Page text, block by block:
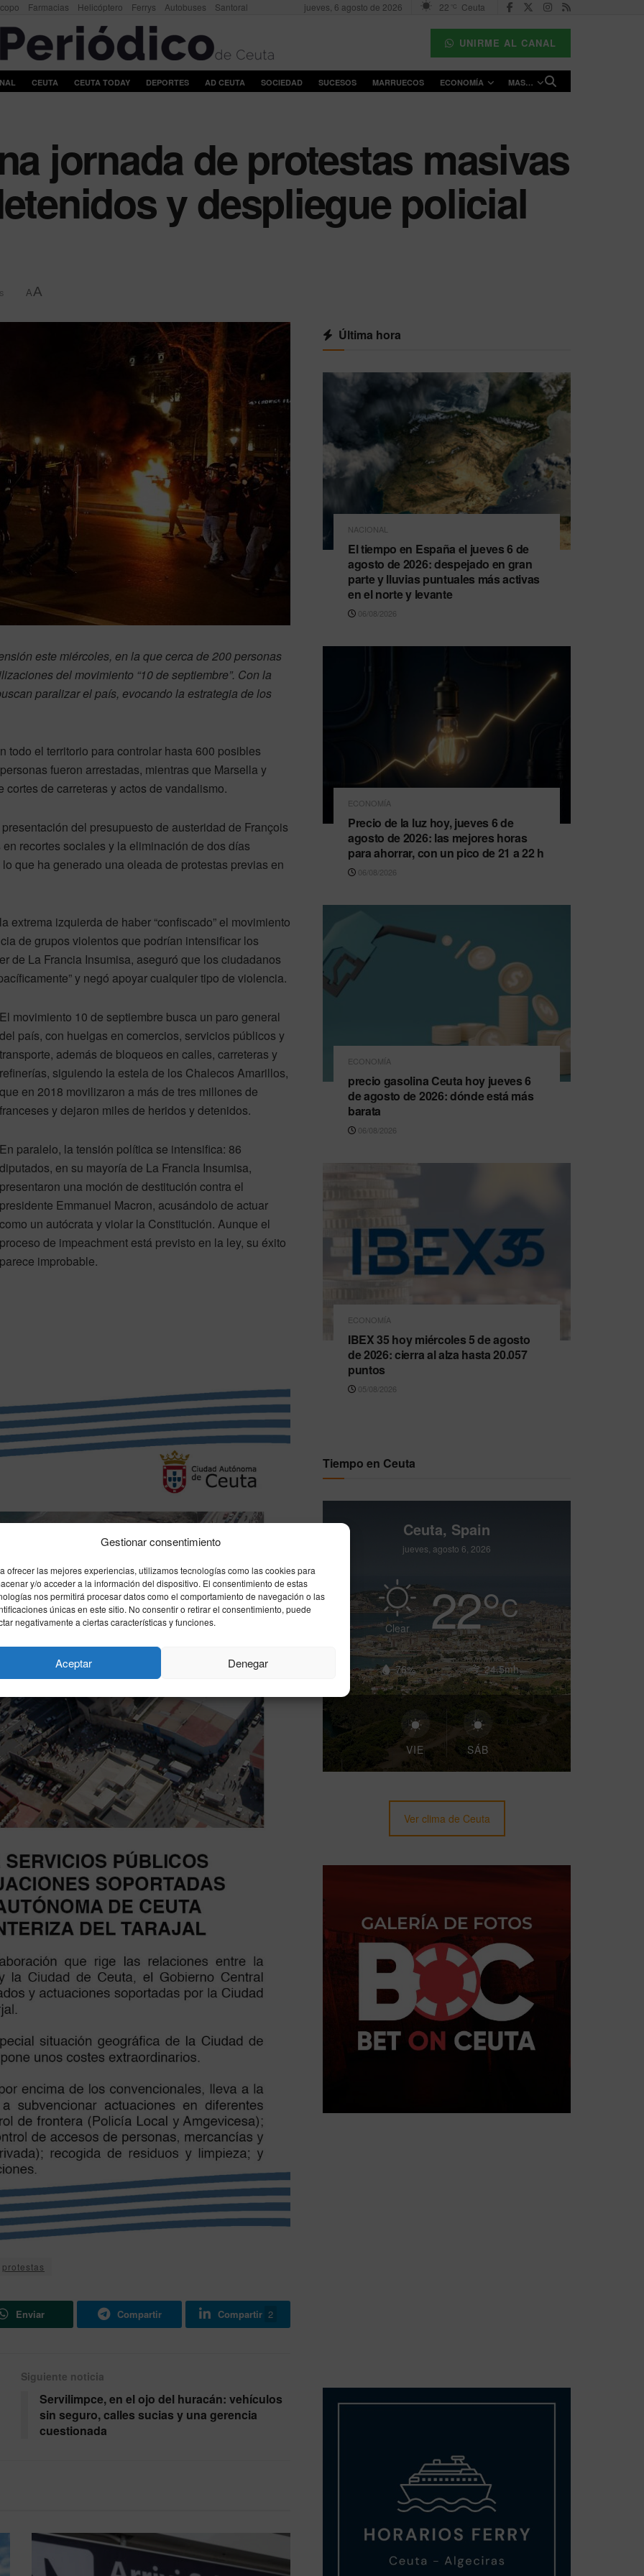
Gestionar consentimiento
ofrecer las mejores experiencias, utilizamos tecnologías como las cookies para
y/o acceder a la información del dispositivo. El consentimiento de estas
nos permitirá procesar datos como el comportamiento de navegación o las
únicas en este sitio. No consentir o retirar el consentimiento, puede
negativamente a ciertas características y funciones.
Aceptar Denegar
Farmacias Helicóptero Ferrys Autobuses Santoral jueves, 6 agosto de 2026 22 °C Ceuta
UNIRME AL CANAL
CEUTA CEUTA TODAY DEPORTES AD CEUTA SOCIEDAD SUCESOS MARRUECOS ECONOMÍA MAS…
jornada de protestas masivas
y despliegue policial
AA
este miércoles, en la que cerca de 200 personas
del movimiento “10 de septiembre”. Con la
paralizar el país, evocando la estrategia de los
el territorio para controlar hasta 600 posibles
fueron arrestadas, mientras que Marsella y
de carreteras y actos de vandalismo.
del presupuesto de austeridad de François
recortes sociales y la eliminación de dos días
que ha generado una oleada de protestas previas en
extrema izquierda de haber “confiscado” el movimiento
de grupos violentos que podrían intensificar los
de La Francia Insumisa, aseguró que los ciudadanos
y negó apoyar cualquier tipo de violencia.
El movimiento 10 de septiembre busca un paro general
del país, con huelgas en comercios, servicios públicos y
transporte, además de bloqueos en calles, carreteras y
refinerías, siguiendo la estela de los Chalecos Amarillos,
que en 2018 movilizaron a más de tres millones de
franceses y dejaron miles de heridos y detenidos.
En paralelo, la tensión política se intensifica: 86
diputados, en su mayoría de La Francia Insumisa,
presentaron una moción de destitución contra el
presidente Emmanuel Macron, acusándolo de actuar
como un autócrata y violar la Constitución. Aunque el
proceso de impeachment está previsto en la ley, su éxito
parece improbable.
protestas
Enviar Compartir Compartir 2
Siguiente noticia
Servilimpce, en el ojo del huracán: vehículos
sin seguro, calles sucias y una gerencia
cuestionada
Última hora
NACIONAL
El tiempo en España el jueves 6 de
agosto de 2026: despejado en gran
parte y lluvias puntuales más activas
en el norte y levante
06/08/2026
ECONOMÍA
Precio de la luz hoy, jueves 6 de
agosto de 2026: las mejores horas
para ahorrar, con un pico de 21 a 22 h
06/08/2026
ECONOMÍA
precio gasolina Ceuta hoy jueves 6
de agosto de 2026: dónde está más
barata
06/08/2026
ECONOMÍA
IBEX 35 hoy miércoles 5 de agosto
de 2026: cierra al alza hasta 20.057
puntos
05/08/2026
Tiempo en Ceuta
Ceuta, Spain
jueves, agosto 6, 2026
Clear 22°C
76% 24.5mh
VIE SÁB
Ver clima de Ceuta